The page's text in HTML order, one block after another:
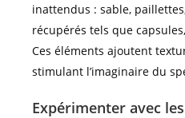
inattendus : sable,
récupérés tels que
Ces éléments ajoutent
stimulant l’imaginaire du
Expérimenter avec